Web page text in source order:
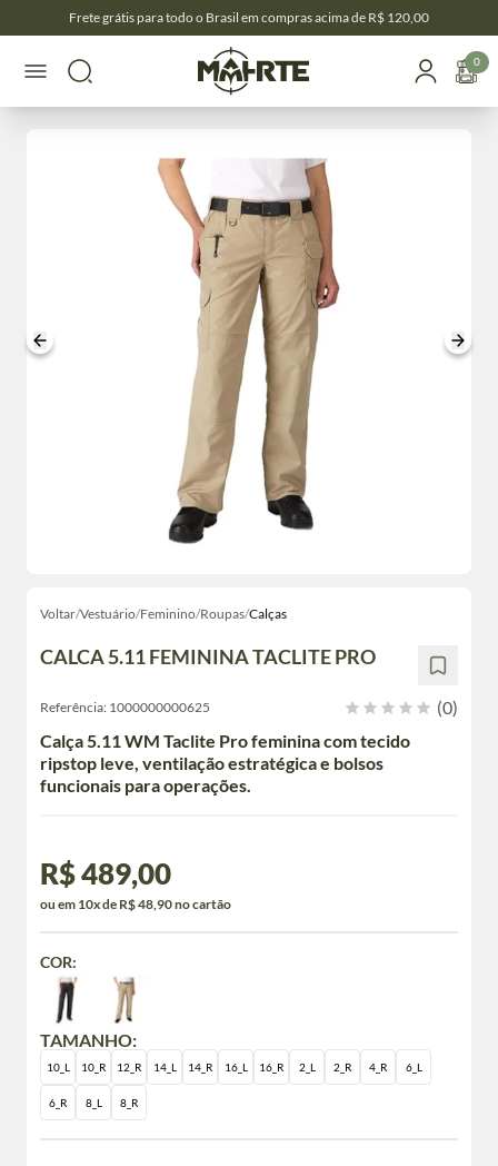
Frete grátis para todo o Brasil em compras acima de R$ 120,00
0
Voltar/Vestuário/Feminino/Roupas/Calças
CALCA 5.11 FEMININA TACLITE PRO
Referência: 1000000000625
(0)
Calça 5.11 WM Taclite Pro feminina com tecido
ripstop leve, ventilação estratégica e bolsos
funcionais para operações.
R$ 489,00
ou em 10x de R$ 48,90 no cartão
TAMANHO:
10_L 10_R 12_R 14_L 14_R 16_L 16_R 2_L 2_R 4_R 6_L
6_R 8_L 8_R
COR: